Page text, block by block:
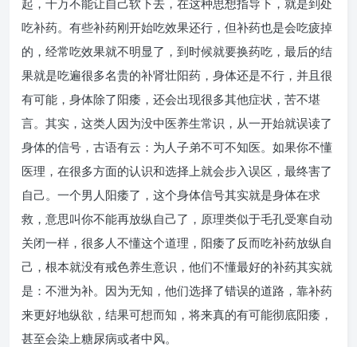
起，千万不能让自己软下去，在这种思想指导下，就是到处
吃补药。有些补药刚开始吃效果还行，但补药也是会吃疲掉
的，经常吃效果就不明显了，到时候就要换药吃，最后的结
果就是吃遍很多名贵的补肾壮阳药，身体还是不行，并且很
有可能，身体除了阳痿，还会出现很多其他症状，苦不堪
言。其实，这类人因为没中医养生常识，从一开始就误读了
身体的信号，古语有云：为人子弟不可不知医。如果你不懂
医理，在很多方面的认识和选择上就会步入误区，最终害了
自己。一个男人阳痿了，这个身体信号其实就是身体在求
救，意思叫你不能再放纵自己了，原理类似于毛孔受寒自动
关闭一样，很多人不懂这个道理，阳痿了反而吃补药放纵自
己，根本就没有戒色养生意识，他们不懂最好的补药其实就
是：不泄为补。因为无知，他们选择了错误的道路，靠补药
来更好地纵欲，结果可想而知，将来真的有可能彻底阳痿，
甚至会染上糖尿病或者中风。